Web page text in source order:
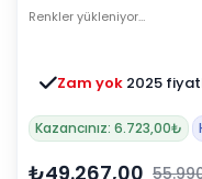
Renkler yükleniyor…
Zam yok 2025
Kazancınız: 6.723,00₺
₺49.267,00